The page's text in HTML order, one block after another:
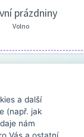
prázdniny
Volno
a další
(např. jak
nám